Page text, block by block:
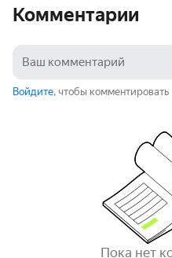
Комментарии
Войдите, чтобы комментировать
Пока нет